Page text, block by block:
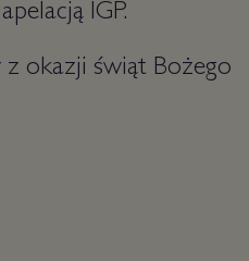
IGP.
okazji świąt Bożego